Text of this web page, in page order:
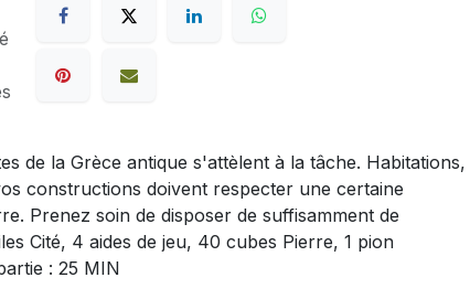
de la Grèce antique s'attèlent à la tâche. Habitations,
constructions doivent respecter une certaine
Prenez soin de disposer de suffisamment de
Cité, 4 aides de jeu, 40 cubes Pierre, 1 pion
: 25 MIN